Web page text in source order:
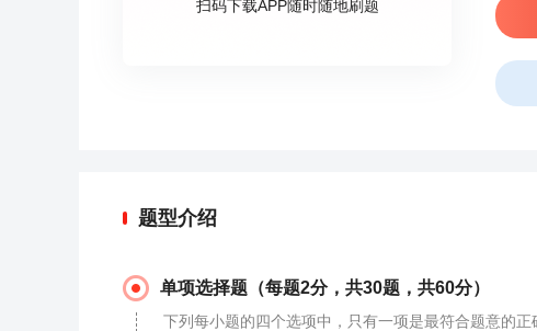
扫码下载APP随时随地刷题
题型介绍
单项选择题（每题2分，共30题，共60分）
下列每小题的四个选项中，只有一项是最符合题意的正